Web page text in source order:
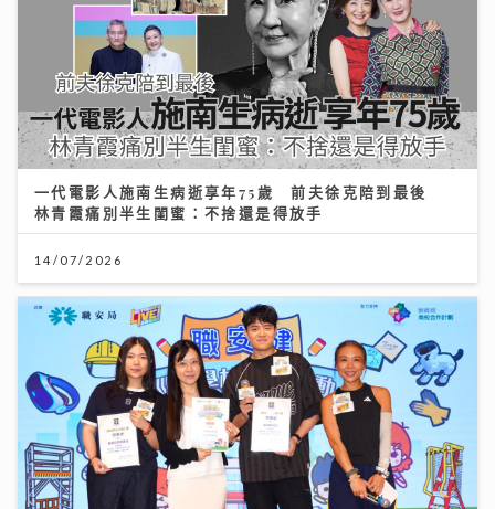
一代電影人施南生病逝享年75歲 前夫徐克陪到最後
林青霞痛別半生閨蜜：不捨還是得放手
14/07/2026